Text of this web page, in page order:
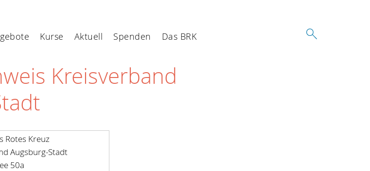
Kurse Aktuell Spenden Das BRK
Kreisverband
Rotes Kreuz
Augsburg-Stadt
50a